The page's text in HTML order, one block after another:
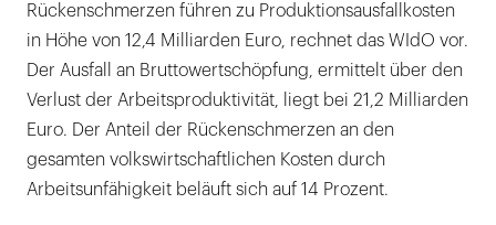
Rückenschmerzen führen zu Produktionsausfallkosten
in Höhe von 12,4 Milliarden Euro, rechnet das WIdO vor.
Der Ausfall an Bruttowertschöpfung, ermittelt über den
Verlust der Arbeitsproduktivität, liegt bei 21,2 Milliarden
Euro. Der Anteil der Rückenschmerzen an den
gesamten volkswirtschaftlichen Kosten durch
Arbeitsunfähigkeit beläuft sich auf 14 Prozent.